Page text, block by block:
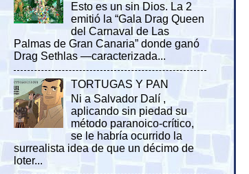
Esto es un sin Dios. La 2
emitió la “Gala Drag Queen
del Carnaval de Las
Palmas de Gran Canaria” donde ganó
Drag Sethlas —caracterizada...
TORTUGAS Y PAN
Ni a Salvador Dalí ,
aplicando sin piedad su
método paranoico-crítico,
se le habría ocurrido la
surrealista idea de que un décimo de
loter...